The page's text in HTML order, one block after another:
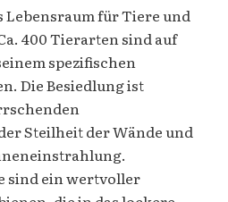
Lebensraum für Tiere und
400 Tierarten sind auf
spezifischen
Die Besiedlung ist
Steilheit der Wände und
sind ein wertvoller